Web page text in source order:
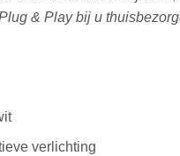
& Play bij u
verlichting